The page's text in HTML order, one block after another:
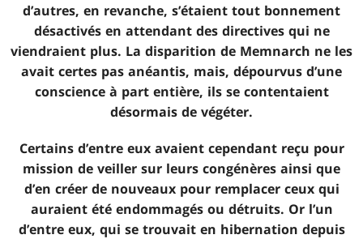
d’autres, en revanche, s’étaient tout bonnement
désactivés en attendant des directives qui ne
viendraient plus. La disparition de Memnarch ne les
avait certes pas anéantis, mais, dépourvus d’une
conscience à part entière, ils se contentaient
désormais de végéter.
Certains d’entre eux avaient cependant reçu pour
mission de veiller sur leurs congénères ainsi que
d’en créer de nouveaux pour remplacer ceux qui
auraient été endommagés ou détruits. Or l’un
d’entre eux, qui se trouvait en hibernation depuis